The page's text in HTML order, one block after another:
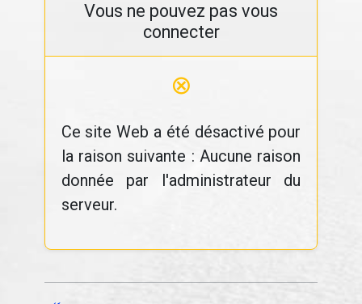
Vous ne pouvez pas vous
connecter
⊗
Ce site Web a été désactivé pour
la raison suivante : Aucune raison
donnée par l'administrateur du
serveur.